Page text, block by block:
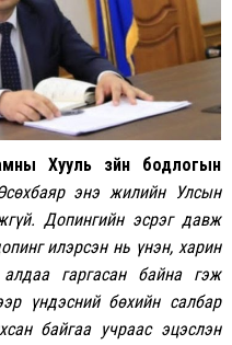
Хууль зүйн бодлогын
энэ жилийн Улсын
Допингийн эсрэг давж
илэрсэн нь үнэн, харин
гаргасан байна гэж
үндэсний бөхийн салбар
байгаа учраас эцэслэн